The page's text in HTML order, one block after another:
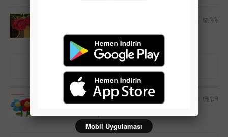
16 Ocak 2015, Cuma - 18:33
nurefşansema - Gümüşhane
süper çizmiş
11 Ocak 2015, Pazar - 19:29
yamanım - İstanbul
Mobil Uygulaması